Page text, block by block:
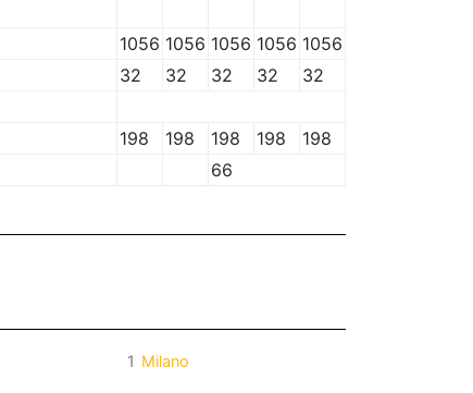
1056 1056 1056 1056 1056
32 32 32 32
32
198 198 198 198
198
66
1 Milano